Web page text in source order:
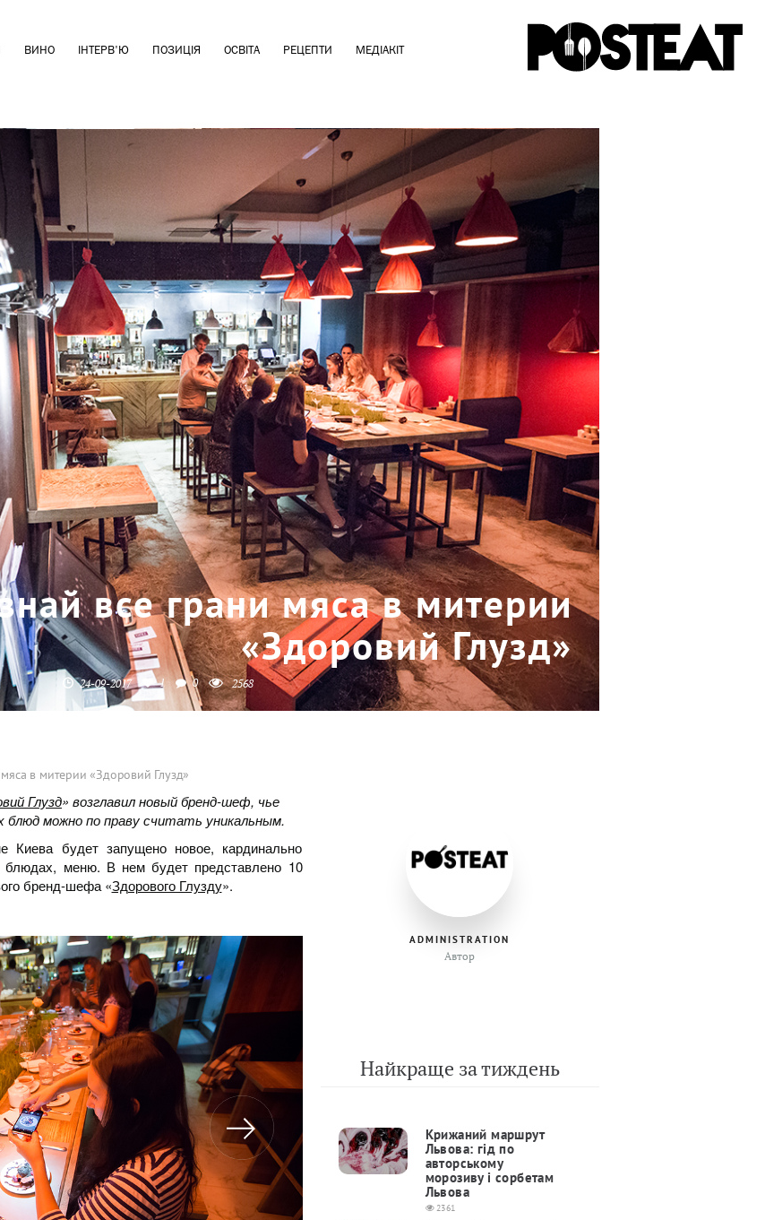
ВИНО ІНТЕРВ'Ю ПОЗИЦІЯ ОСВІТА РЕЦЕПТИ МЕДІАКІТ
все грани мяса в митерии
«Здоровий Глузд»
24-09-2017 1 0 2568
в митерии «Здоровий Глузд»
Глузд» возглавил новый бренд-шеф, чье
блюд можно по праву считать уникальным.
будет запущено новое, кардинально
меню. В нем будет представлено 10
бренд-шефа «Здорового Глузду».
ADMINISTRATION
Автор
Найкраще за тиждень
Крижаний маршрут
Львова: гід по
авторському
морозиву і сорбетам
Львова
2361